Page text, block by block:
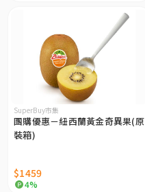
SuperBuy市集
團購優惠－紐西蘭黃金奇異果(原
裝箱)
$1459
4%